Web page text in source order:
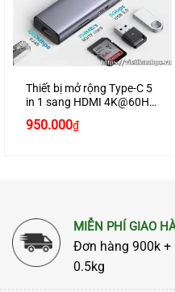
Thiết bị mở rộng Type-C 5
in 1 sang HDMI 4K@60Hz
1000Mbps Ugreen 20934
950.000₫
MIỄN PHÍ GIAO
Đơn hàng 900k +
0.5kg